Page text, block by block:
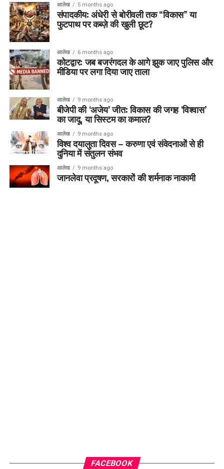
आलेख 5 months ago
संपादकीय: अंधेरी से बोरीवली तक “विकास” या
फुटपाथ पर कब्ज़े की खुली छूट?
आलेख 6 months ago
कोटद्वार: जब बजरंगदल के आगे झुक जाए पुलिस और
मीडिया पर लगा दिया जाए ताला
आलेख 9 months ago
बीजेपी की ‘अजेय’ जीत: विकास की जगह ‘विश्वास’
का जादू, या सिस्टम का कमाल?
आलेख 9 months ago
विश्व दयालुता दिवस – करुणा एवं संवेदनाओं से ही
दुनिया में संतुलन संभव
आलेख 9 months ago
जानलेवा प्रदूषण, सरकारों की शर्मनाक नाकामी
FACEBOOK